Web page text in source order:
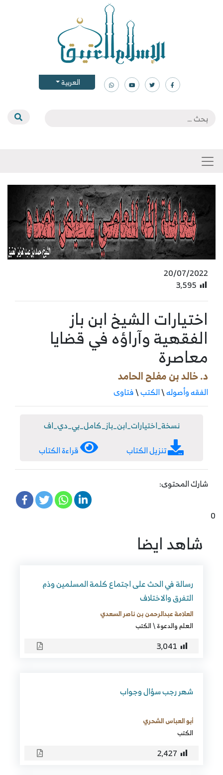
العربية
20/07/2022
3٬595
اختيارات الشيخ ابن باز
الفقهية وآراؤه في قضايا
معاصرة
د. خالد بن مفلح الحامد
الفقه وأصوله\الكتب\فتاوى
نسخة_اختيارات_ابن_باز_كامل_بي_دي_اف
تنزيل الكتاب
قراءة الكتاب
شارك المحتوى:
0
شاهد ايضا
رسالة في الحث على اجتماع كلمة المسلمين وذم
التفرق والاختلاف
العلامة عبدالرحمن بن ناصر السعدي
العلم والدعوة\الكتب
3٬041
شهر رجب سؤال وجواب
أبو العباس الشحري
الكتب
2٬427